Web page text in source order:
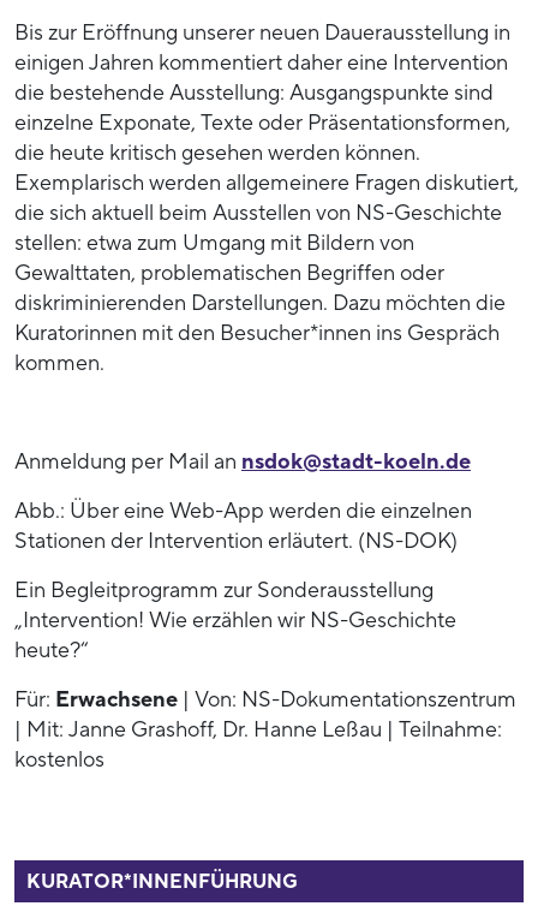
Bis zur Eröffnung unserer neuen Dauerausstellung in
einigen Jahren kommentiert daher eine Intervention
die bestehende Ausstellung: Ausgangspunkte sind
einzelne Exponate, Texte oder Präsentationsformen,
die heute kritisch gesehen werden können.
Exemplarisch werden allgemeinere Fragen diskutiert,
die sich aktuell beim Ausstellen von NS-Geschichte
stellen: etwa zum Umgang mit Bildern von
Gewalttaten, problematischen Begriffen oder
diskriminierenden Darstellungen. Dazu möchten die
Kuratorinnen mit den Besucher*innen ins Gespräch
kommen.
Anmeldung per Mail an nsdok@stadt-koeln.de
Abb.: Über eine Web-App werden die einzelnen
Stationen der Intervention erläutert. (NS-DOK)
Ein Begleitprogramm zur Sonderausstellung
„Intervention! Wie erzählen wir NS-Geschichte
heute?“
Für: Erwachsene | Von: NS-Dokumentationszentrum
| Mit: Janne Grashoff, Dr. Hanne Leßau | Teilnahme:
kostenlos
KURATOR*INNENFÜHRUNG